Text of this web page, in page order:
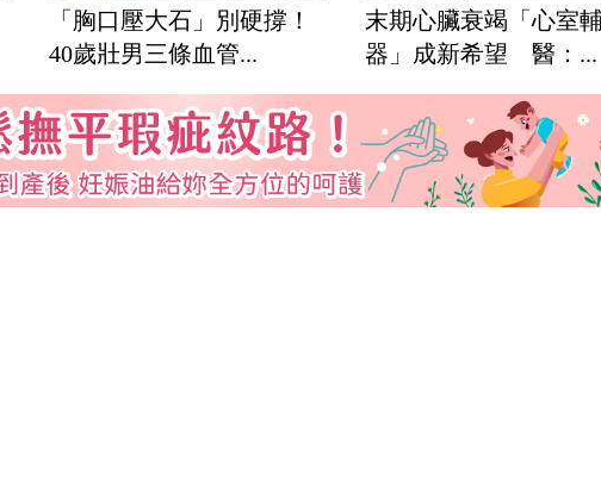
「胸口壓大石」別硬撐！
40歲壯男三條血管...
末期心臟衰竭「心室
器」成新希望 醫：...